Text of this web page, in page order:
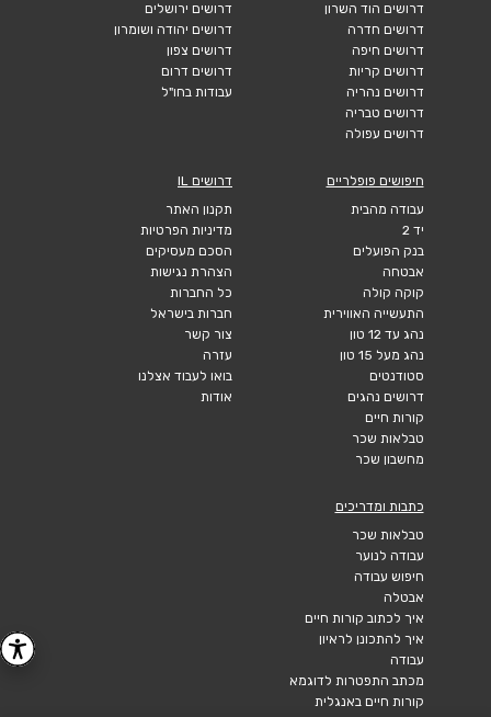
דרושים הוד השרון
דרושים חדרה
דרושים חיפה
דרושים קריות
דרושים נהריה
דרושים טבריה
דרושים עפולה
דרושים ירושלים
דרושים יהודה ושומרון
דרושים צפון
דרושים דרום
עבודות בחו"ל
חיפושים פופלריים
עבודה מהבית
יד 2
בנק הפועלים
אבטחה
קוקה קולה
התעשייה האווירית
נהג עד 12 טון
נהג מעל 15 טון
סטודנטים
דרושים נהגים
קורות חיים
טבלאות שכר
מחשבון שכר
דרושים IL
תקנון האתר
מדיניות הפרטיות
הסכם מעסיקים
הצהרת נגישות
כל החברות
חברות בישראל
צור קשר
עזרה
בואו לעבוד אצלנו
אודות
כתבות ומדריכים
טבלאות שכר
עבודה לנוער
חיפוש עבודה
אבטלה
איך לכתוב קורות חיים
איך להתכונן לראיון
עבודה
מכתב התפטרות לדוגמא
קורות חיים באנגלית